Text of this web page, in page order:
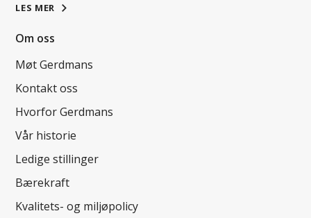
LES MER
Om oss
Møt Gerdmans
Kontakt oss
Hvorfor Gerdmans
Vår historie
Ledige stillinger
Bærekraft
Kvalitets- og miljøpolicy